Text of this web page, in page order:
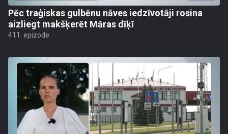
Pēc traģiskas gulbēnu nāves iedzīvotāji rosina
aizliegt makšķerēt Māras dīķī
411. epizode